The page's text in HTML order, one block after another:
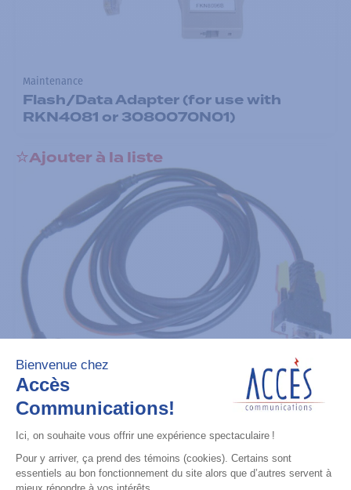
Maintenance
Flash/Data Adapter (for use with
RKN4081 or 3080070N01)
Ajouter à la liste
Maintenance
Adapter Cable (for use with
AARKN4083)